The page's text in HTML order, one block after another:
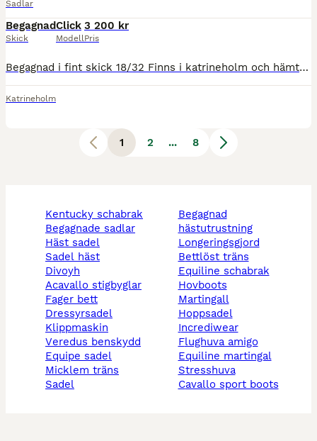
Sadlar
Begagnad
Skick
Click
Modell
3 200 kr
Pris
Begagnad i fint skick 18/32 Finns i katrineholm och hämtas här alt köparen står för frakten Lånas ej ut Priset kan diskuteras vid snabb affär
Katrineholm
1 2 ... 8
kentucky schabrak
begagnade sadlar
häst sadel
sadel häst
divoyh
acavallo stigbyglar
fager bett
dressyrsadel
klippmaskin
veredus benskydd
equipe sadel
micklem träns
sadel
begagnad
hästutrustning
longeringsgjord
bettlöst träns
equiline schabrak
hovboots
martingall
hoppsadel
incrediwear
flughuva amigo
equiline martingal
stresshuva
cavallo sport boots